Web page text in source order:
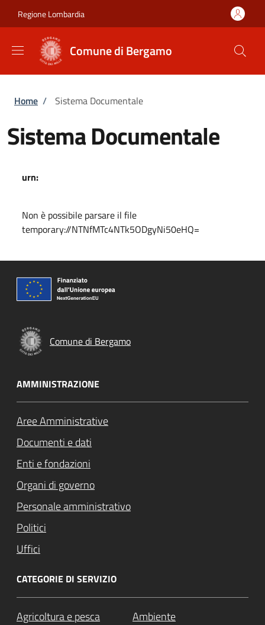
Regione Lombardia
Comune di Bergamo
Briciole di pane
Home / Sistema Documentale
Sistema Documentale
urn:
Non è possibile parsare il file
temporary://NTNfMTc4NTk5ODgyNi50eHQ=
Comune di Bergamo
AMMINISTRAZIONE
Aree Amministrative
Documenti e dati
Enti e fondazioni
Organi di governo
Personale amministrativo
Politici
Uffici
CATEGORIE DI SERVIZIO
Agricoltura e pesca Ambiente